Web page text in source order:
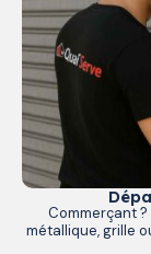
Commerçant
métallique, grille